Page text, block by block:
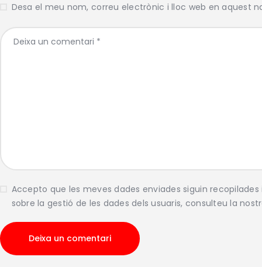
Desa el meu nom, correu electrònic i lloc web en aquest
Accepto que les meves dades enviades siguin
sobre la gestió de les dades dels usuaris, consulteu la